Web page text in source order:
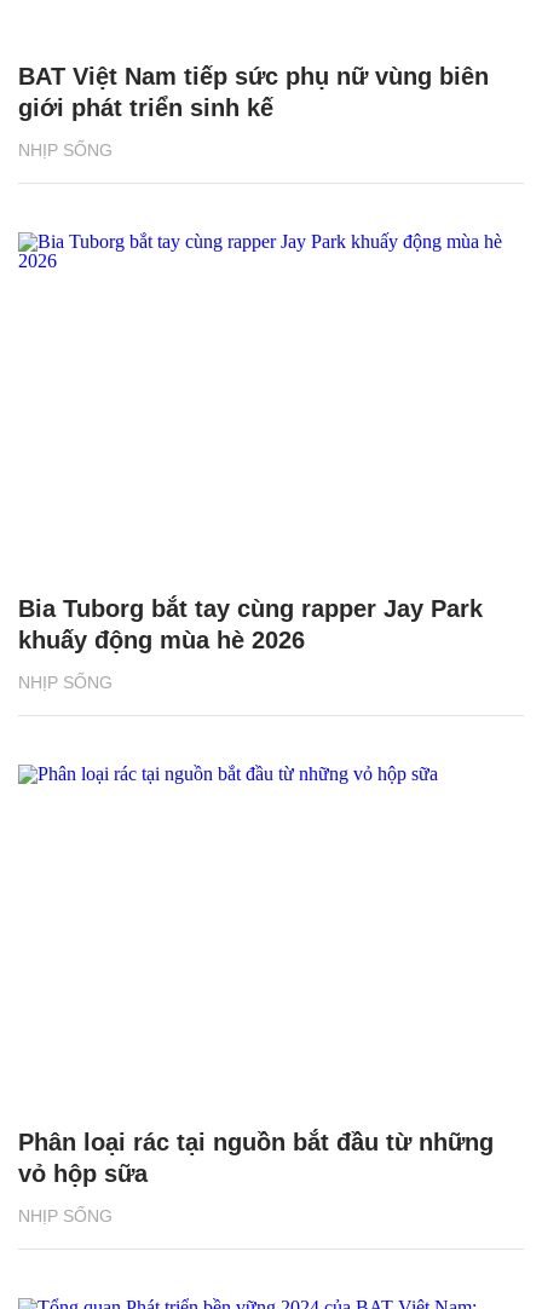
NHỊP SỐNG
BAT Việt Nam tiếp sức phụ nữ vùng biên
giới phát triển sinh kế
NHỊP SỐNG
Bia Tuborg bắt tay cùng rapper Jay Park
khuấy động mùa hè 2026
NHỊP SỐNG
Phân loại rác tại nguồn bắt đầu từ những
vỏ hộp sữa